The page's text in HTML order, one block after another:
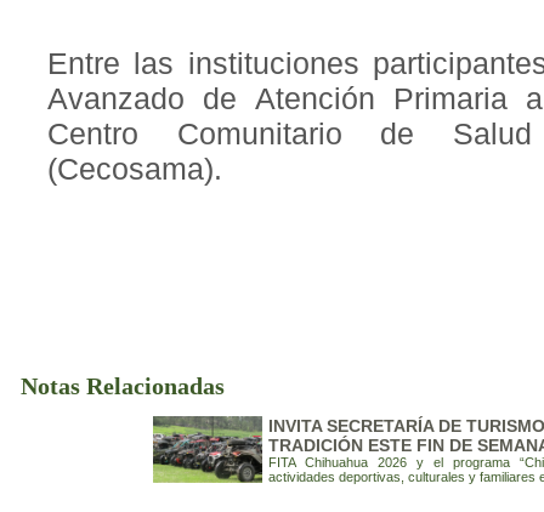
Entre las instituciones
Avanzado de Atención Primaria
Centro Comunitario de
(Cecosama).
Notas Relacionadas
INVITA SECRETARÍA DE
TRADICIÓN ESTE FIN DE
FITA Chihuahua 2026 y el programa
actividades deportivas, culturales y familiares